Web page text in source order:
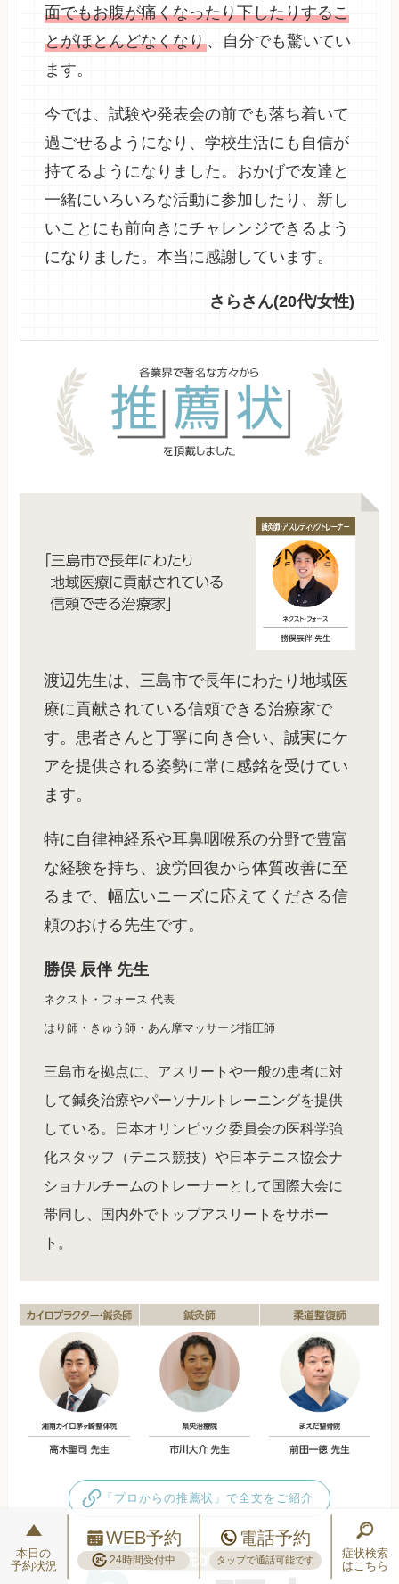
面でもお腹が痛くなったり下したりするこ
とがほとんどなくなり、自分でも驚いてい
ます。
今では、試験や発表会の前でも落ち着いて
過ごせるようになり、学校生活にも自信が
持てるようになりました。おかげで友達と
一緒にいろいろな活動に参加したり、新し
いことにも前向きにチャレンジできるよう
になりました。本当に感謝しています。
さらさん(20代/女性)
渡辺先生は、三島市で長年にわたり地域医
療に貢献されている信頼できる治療家で
す。患者さんと丁寧に向き合い、誠実にケ
アを提供される姿勢に常に感銘を受けてい
ます。
特に自律神経系や耳鼻咽喉系の分野で豊富
な経験を持ち、疲労回復から体質改善に至
るまで、幅広いニーズに応えてくださる信
頼のおける先生です。
勝俣 辰伴 先生
ネクスト・フォース 代表
はり師・きゅう師・あん摩マッサージ指圧師
三島市を拠点に、アスリートや一般の患者に対
して鍼灸治療やパーソナルトレーニングを提供
している。日本オリンピック委員会の医科学強
化スタッフ（テニス競技）や日本テニス協会ナ
ショナルチームのトレーナーとして国際大会に
帯同し、国内外でトップアスリートをサポー
ト。
「プロからの推薦状」で全文をご紹介
本日の
予約状況
WEB予約
24時間受付中
電話予約
タップで通話可能です
症状検索
はこちら